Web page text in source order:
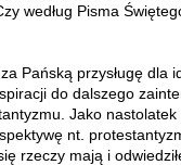
według Pisma
Pańską przysługę dla
do dalszego
Jako nastolatek
nt.
rzeczy mają i